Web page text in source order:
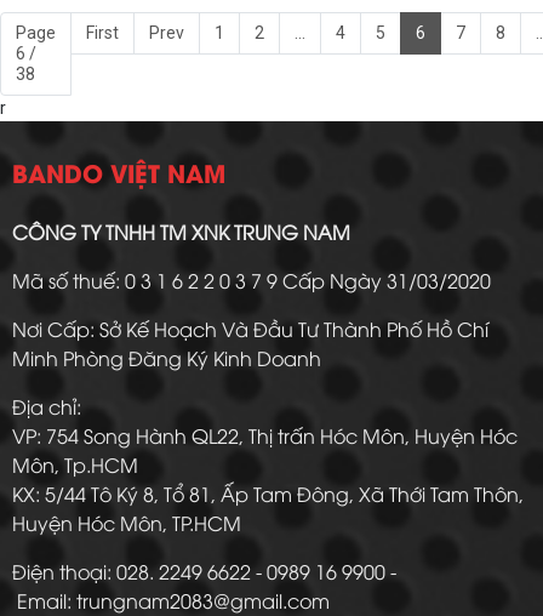
Page
6 /
38
First Prev 1 2 ... 4 5 6 7 8
r
BANDO VIỆT NAM
CÔNG TY TNHH TM XNK TRUNG NAM
Mã số thuế: 0 3 1 6 2 2 0 3 7 9 Cấp Ngày 31/03/2020
Nơi Cấp: Sở Kế Hoạch Và Đầu Tư Thành Phố Hồ Chí
Minh Phòng Đăng Ký Kinh Doanh
Địa chỉ:
VP: 754 Song Hành QL22, Thị trấn Hóc Môn, Huyện Hóc
Môn, Tp.HCM
KX: 5/44 Tô Ký 8, Tổ 81, Ấp Tam Đông, Xã Thới Tam Thôn,
Huyện Hóc Môn, TP.HCM
Điện thoại: 028. 2249 6622 - 0989 16 9900 -
Email: trungnam2083@gmail.com